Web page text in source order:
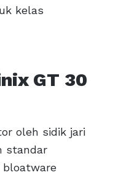
kelas
GT 30
oleh sidik jari
standar
bloatware